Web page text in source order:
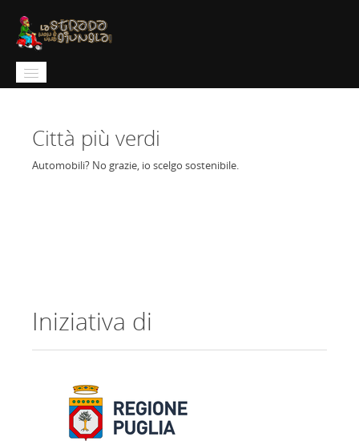
Quiz
Campionato
Città più verdi
Automobili? No grazie, io scelgo sostenibile.
Iniziativa di